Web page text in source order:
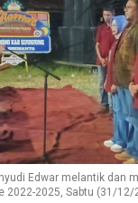
Edwar melantik dan
2022-2025, Sabtu (31/